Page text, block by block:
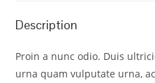
Description
Proin a nunc odio. Duis
urna quam vulputate urna,